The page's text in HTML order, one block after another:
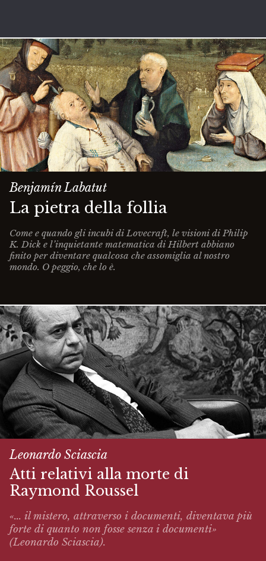
Benjamín Labatut
La pietra della follia
Come e quando gli incubi di Lovecraft, le visioni di Philip
K. Dick e l’inquietante matematica di Hilbert abbiano
finito per diventare qualcosa che assomiglia al nostro
mondo. O peggio, che lo è.
Leonardo Sciascia
Atti relativi alla morte di
Raymond Roussel
«... il mistero, attraverso i documenti, diventava più
forte di quanto non fosse senza i documenti»
(Leonardo Sciascia).